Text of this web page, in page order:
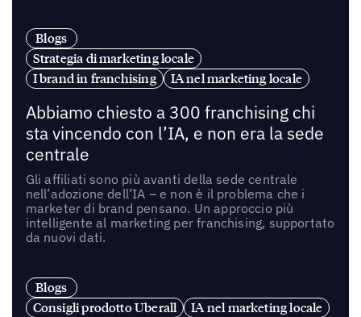
Blogs
Strategia di marketing locale
I brand in franchising
IA nel marketing locale
Abbiamo chiesto a 300 franchising chi
sta vincendo con l’IA, e non era la sede
centrale
Gli affiliati sono più avanti della sede centrale
nell’adozione dell’IA – e non è il problema che i
marketer di brand pensano. Un approccio più
intelligente al marketing per franchising, supportato
da nuovi dati.
Blogs
Consigli prodotto Uberall
IA nel marketing locale